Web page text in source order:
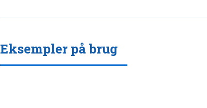
Eksempler på brug